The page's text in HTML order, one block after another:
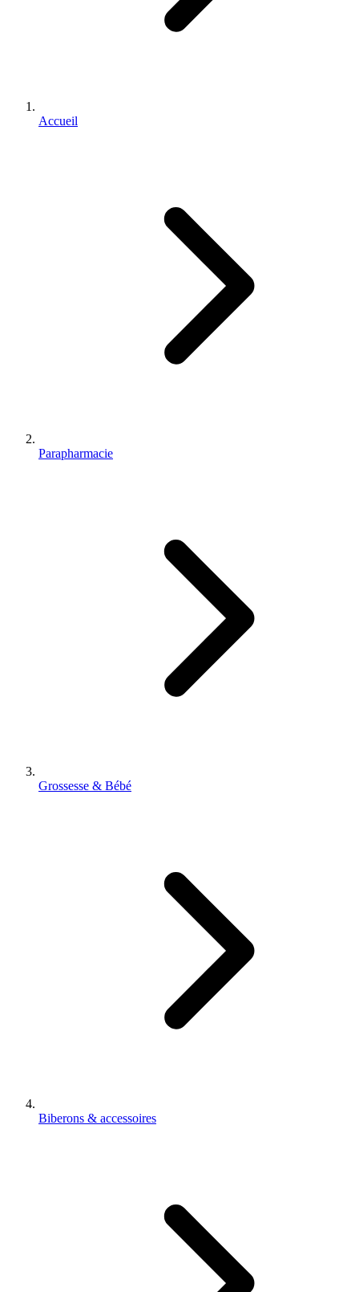
Accueil
Parapharmacie
Grossesse & Bébé
Biberons & accessoires